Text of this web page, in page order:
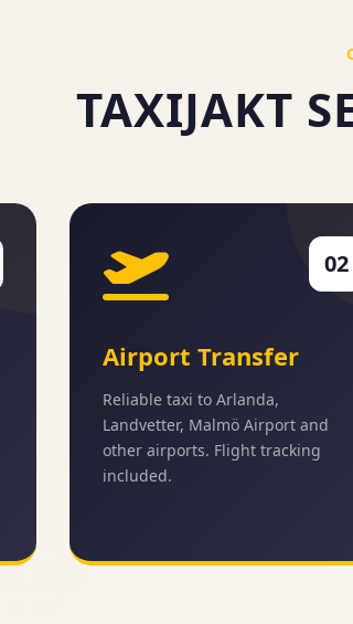
TAXIJAKT
02
Airport Transfer
Reliable taxi to Arlanda,
Landvetter, Malmö Airport and
other airports. Flight tracking
included.